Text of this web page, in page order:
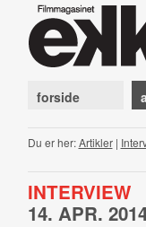
forside
Du er her:Artikler|
INTERVIEW
14. APR.